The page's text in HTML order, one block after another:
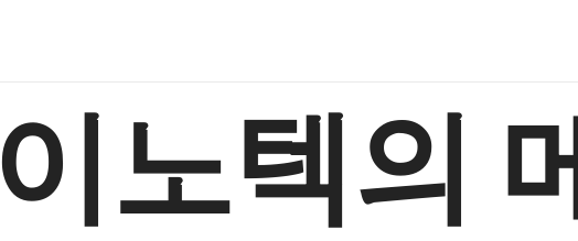
이노텍의